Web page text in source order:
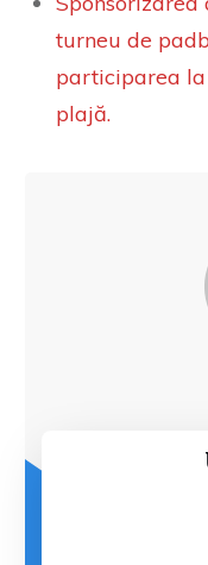
turneu de
participarea
plajă.